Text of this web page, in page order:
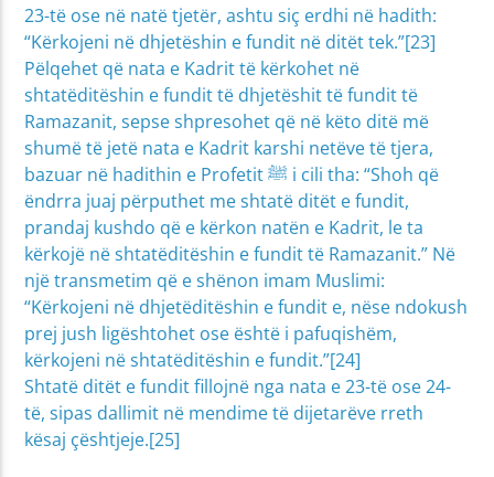
23-të ose në natë tjetër, ashtu siç erdhi në hadith:
“Kërkojeni në dhjetëshin e fundit në ditët tek.”[23]
Pëlqehet që nata e Kadrit të kërkohet në
shtatëditëshin e fundit të dhjetëshit të fundit të
Ramazanit, sepse shpresohet që në këto ditë më
shumë të jetë nata e Kadrit karshi netëve të tjera,
bazuar në hadithin e Profetit ﷺ i cili tha: “Shoh që
ëndrra juaj përputhet me shtatë ditët e fundit,
prandaj kushdo që e kërkon natën e Kadrit, le ta
kërkojë në shtatëditëshin e fundit të Ramazanit.” Në
një transmetim që e shënon imam Muslimi:
“Kërkojeni në dhjetëditëshin e fundit e, nëse ndokush
prej jush ligështohet ose është i pafuqishëm,
kërkojeni në shtatëditëshin e fundit.”[24]
Shtatë ditët e fundit fillojnë nga nata e 23-të ose 24-
të, sipas dallimit në mendime të dijetarëve rreth
kësaj çështjeje.[25]